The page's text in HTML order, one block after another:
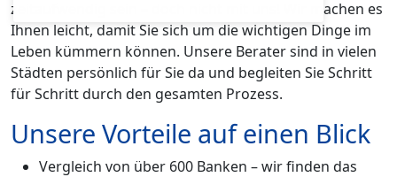
zeitaufwendig sein – doch nicht mit uns! Wir machen es
Ihnen leicht, damit Sie sich um die wichtigen Dinge im
Leben kümmern können. Unsere Berater sind in vielen
Städten persönlich für Sie da und begleiten Sie Schritt
für Schritt durch den gesamten Prozess.
Unsere Vorteile auf einen Blick
Vergleich von über 600 Banken – wir finden das